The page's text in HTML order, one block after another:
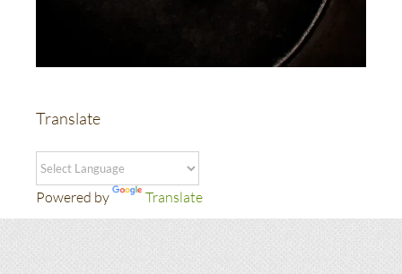
Translate
Powered by Translate